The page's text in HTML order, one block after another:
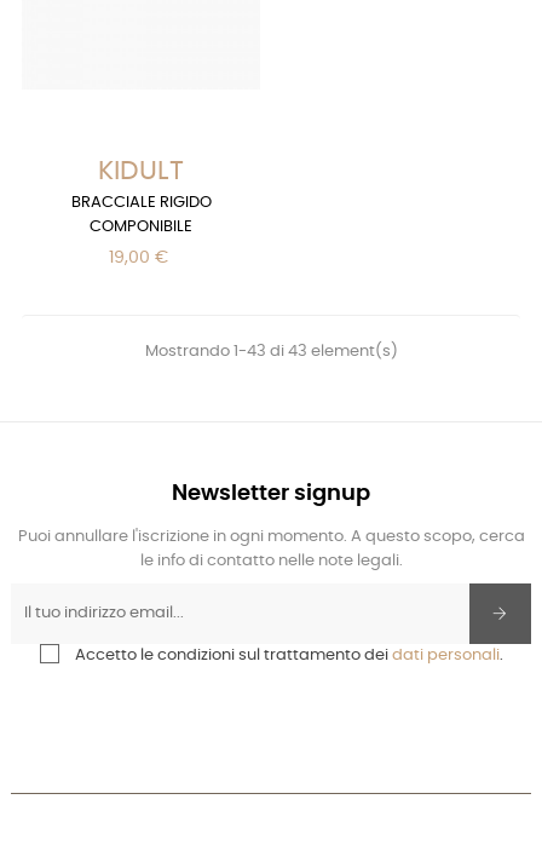
KIDULT
BRACCIALE RIGIDO
COMPONIBILE
19,00 €
Mostrando 1-43 di 43 element(s)
Newsletter signup
Puoi annullare l'iscrizione in ogni momento. A questo scopo, cerca
le info di contatto nelle note legali.
Accetto le condizioni sul trattamento dei dati personali.